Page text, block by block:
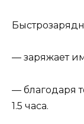
— заряжает
— благодаря
1.5 часа.